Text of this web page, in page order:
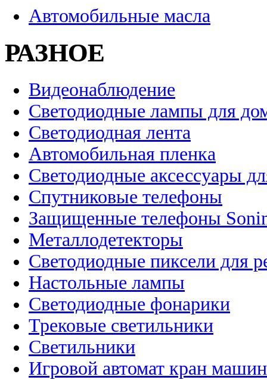
Автомобильные масла
РАЗНОЕ
Видеонаблюдение
Светодиодные лампы для
Светодиодная лента
Автомобильная пленка
Светодиодные аксессуары
Спутниковые телефоны
Защищенные телефоны
Металлодетекторы
Светодиодные пиксели для
Настольные лампы
Светодиодные фонарики
Трековые светильники
Светильники
Игровой автомат кран